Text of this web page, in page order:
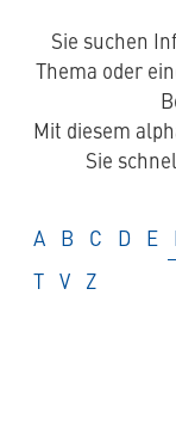
Sie suchen
Thema oder
Mit diesem
Sie
Glossar
A Glossar
B Glossar
C D E
Glossar
T Glossar
V Glossar
Z